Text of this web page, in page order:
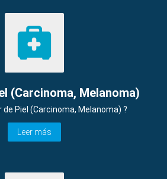
(Carcinoma, Melanoma)
de Piel (Carcinoma, Melanoma) ?
Leer más